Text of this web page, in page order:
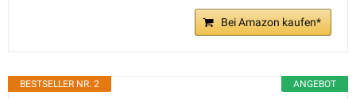
Bei Amazon kaufen*
ANGEBOT
BESTSELLER NR. 2